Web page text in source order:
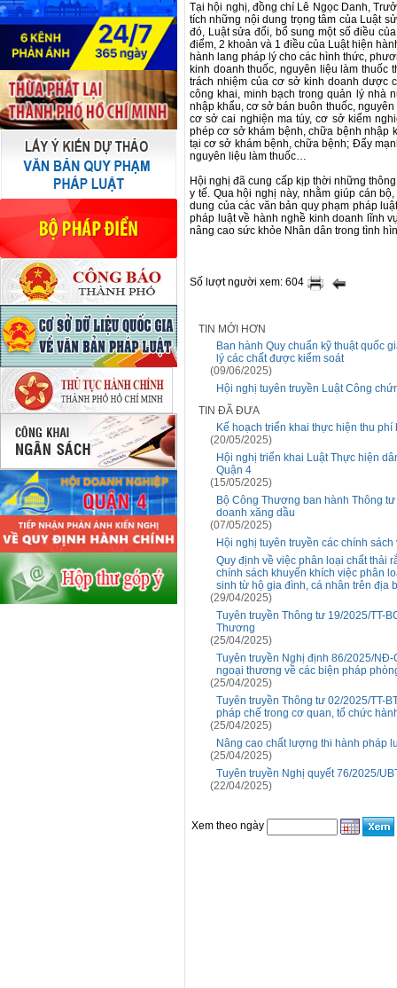
Tại hội nghị, đồng chí Lê Ngọc Danh,
tích những nội dung trọng tâm của Luật
đó, Luật sửa đổi, bổ sung một số điều
điểm, 2 khoản và 1 điều của Luật hiện
hành lang pháp lý cho các hình thức,
kinh doanh thuốc, nguyên liệu làm
trách nhiệm của cơ sở kinh doanh dược
công khai, minh bạch trong quản lý nhà
nhập khẩu, cơ sở bán buôn thuốc,
cơ sở cai nghiện ma túy, cơ sở kiểm
phép cơ sở khám bệnh, chữa bệnh nhập
tại cơ sở khám bệnh, chữa bệnh; Đẩy
nguyên liệu làm thuốc…
Hội nghị đã cung cấp kịp thời những
y tế. Qua hội nghị này, nhằm giúp cán
dung của các văn bản quy phạm pháp
pháp luật về hành nghề kinh doanh lĩnh
nâng cao sức khỏe Nhân dân trong tình
Số lượt người xem: 604
TIN MỚI HƠN
Ban hành Quy chuẩn kỹ thuật quốc
lý các chất được kiểm soát
(09/06/2025)
Hội nghị tuyên truyền Luật Công
TIN ĐÃ ĐƯA
Kế hoạch triển khai thực hiện thu
(20/05/2025)
Hội nghị triển khai Luật Thực hiện
Quận 4
(15/05/2025)
Bộ Công Thương ban hành Thông
doanh xăng dầu
(07/05/2025)
Hội nghị tuyên truyền các chính
Quy định về việc phân loại chất thải
chính sách khuyến khích việc phân
sinh từ hộ gia đình, cá nhân trên địa
(29/04/2025)
Tuyên truyền Thông tư 19/2025/TT-
Thương
(25/04/2025)
Tuyên truyền Nghị định 86/2025/
ngoại thương về các biện pháp
(25/04/2025)
Tuyên truyền Thông tư 02/2025/TT-
pháp chế trong cơ quan, tổ chức
(25/04/2025)
Nâng cao chất lượng thi hành pháp
(25/04/2025)
Tuyên truyền Nghị quyết 76/2025/
(22/04/2025)
Xem theo ngày